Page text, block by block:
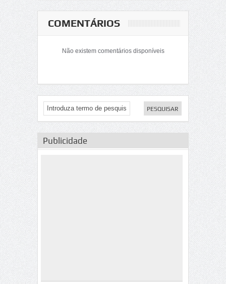
COMENTÁRIOS
Não existem comentários disponíveis
Publicidade